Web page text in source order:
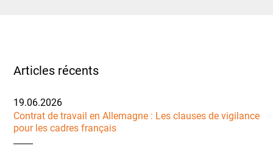
Articles récents
19.06.2026
Contrat de travail en Allemagne : Les clauses de vigilance
pour les cadres français